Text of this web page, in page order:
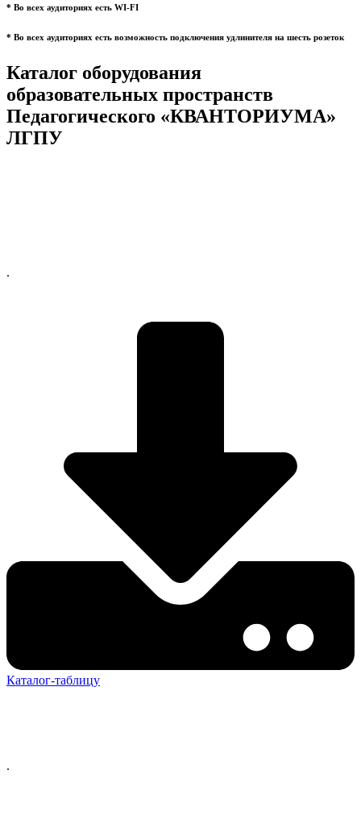
* Во всех аудиториях есть WI-FI
* Во всех аудиториях есть возможность подключения удлинителя на шесть розеток
Каталог оборудования
образовательных пространств
Педагогического «КВАНТОРИУМА»
ЛГПУ
.
Каталог-таблицу
.